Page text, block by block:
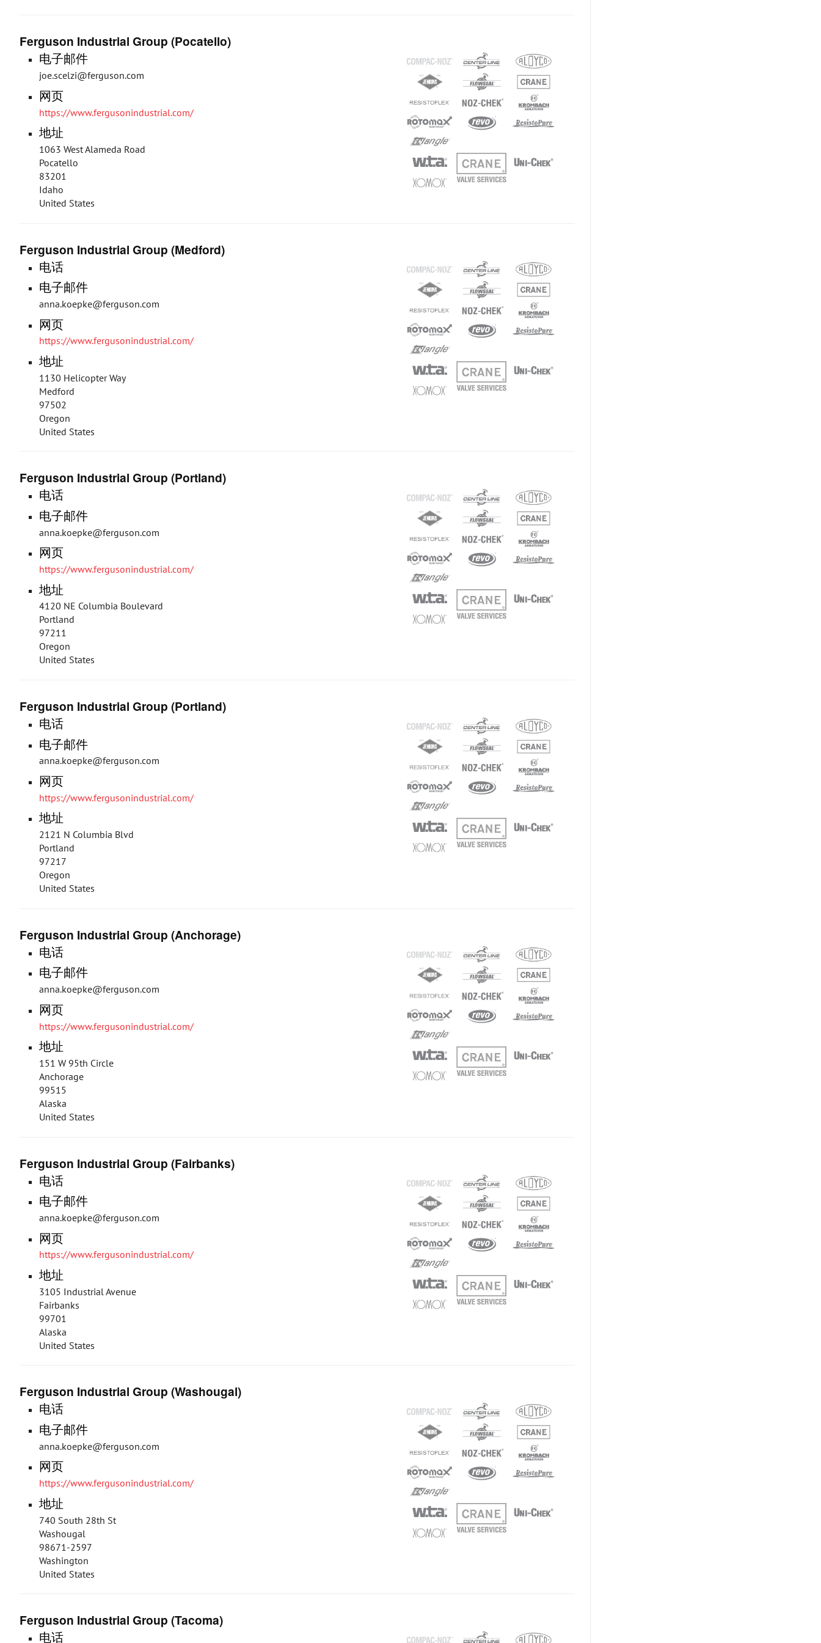
Ferguson Industrial Group (Pocatello)
电子邮件
joe.scelzi@ferguson.com
网页
https://www.fergusonindustrial.com/
地址
1063 West Alameda Road
Pocatello
83201
Idaho
United States
Ferguson Industrial Group (Medford)
电话
电子邮件
anna.koepke@ferguson.com
网页
https://www.fergusonindustrial.com/
地址
1130 Helicopter Way
Medford
97502
Oregon
United States
Ferguson Industrial Group (Portland)
电话
电子邮件
anna.koepke@ferguson.com
网页
https://www.fergusonindustrial.com/
地址
4120 NE Columbia Boulevard
Portland
97211
Oregon
United States
Ferguson Industrial Group (Portland)
电话
电子邮件
anna.koepke@ferguson.com
网页
https://www.fergusonindustrial.com/
地址
2121 N Columbia Blvd
Portland
97217
Oregon
United States
Ferguson Industrial Group (Anchorage)
电话
电子邮件
anna.koepke@ferguson.com
网页
https://www.fergusonindustrial.com/
地址
151 W 95th Circle
Anchorage
99515
Alaska
United States
Ferguson Industrial Group (Fairbanks)
电话
电子邮件
anna.koepke@ferguson.com
网页
https://www.fergusonindustrial.com/
地址
3105 Industrial Avenue
Fairbanks
99701
Alaska
United States
Ferguson Industrial Group (Washougal)
电话
电子邮件
anna.koepke@ferguson.com
网页
https://www.fergusonindustrial.com/
地址
740 South 28th St
Washougal
98671-2597
Washington
United States
Ferguson Industrial Group (Tacoma)
电话